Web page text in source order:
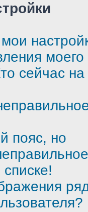
моего
сейчас на
пояс, но